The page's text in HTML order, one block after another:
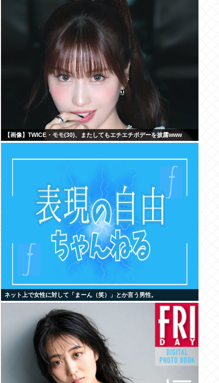
【画像】TWICE・モモ(30)、またしてもエチエチボデーを披露www
ネット上で女性に対して「まーん（笑）」とか言う男性。